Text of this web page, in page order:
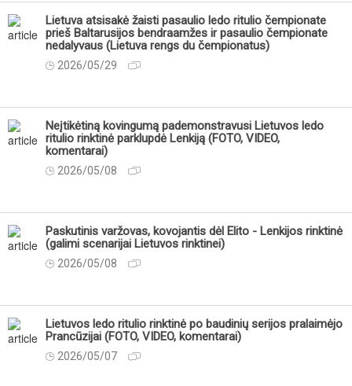
Lietuva atsisakė žaisti pasaulio ledo ritulio čempionate
prieš Baltarusijos bendraamžes ir pasaulio čempionate
nedalyvaus (Lietuva rengs du čempionatus)
2026/05/29
Neįtikėtiną kovingumą pademonstravusi Lietuvos ledo
ritulio rinktinė parklupdė Lenkiją (FOTO, VIDEO,
komentarai)
2026/05/08
Paskutinis varžovas, kovojantis dėl Elito - Lenkijos rinktinė
(galimi scenarijai Lietuvos rinktinei)
2026/05/08
Lietuvos ledo ritulio rinktinė po baudinių serijos pralaimėjo
Prancūzijai (FOTO, VIDEO, komentarai)
2026/05/07